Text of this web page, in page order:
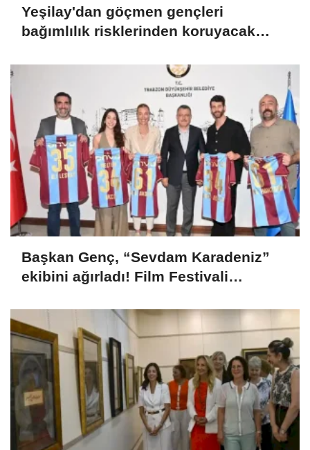
Yeşilay'dan göçmen gençleri
bağımlılık risklerinden koruyacak
Başkan Genç, “Sevdam Karadeniz”
ekibini ağırladı! Film Festivali